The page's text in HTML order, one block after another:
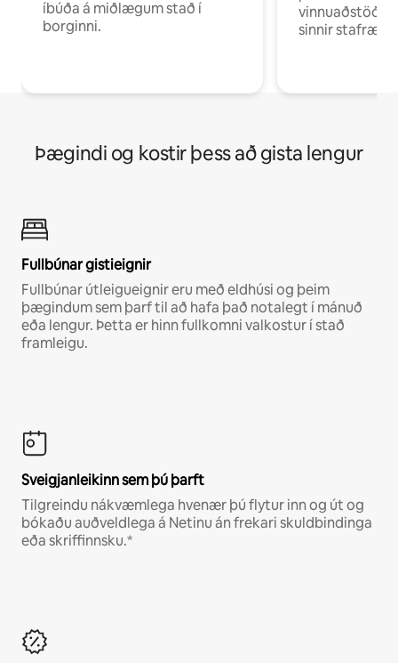
íbúða á miðlægum stað í
borginni.
vinnuaðstöðu
sinnir
Þægindi og kostir þess að gista lengur
Fullbúnar gistieignir
Fullbúnar útleigueignir eru með eldhúsi og þeim
þægindum sem þarf til að hafa það notalegt í mánuð
eða lengur. Þetta er hinn fullkomni valkostur í stað
framleigu.
Sveigjanleikinn sem þú þarft
Tilgreindu nákvæmlega hvenær þú flytur inn og út og
bókaðu auðveldlega á Netinu án frekari skuldbindinga
eða skriffinnsku.*